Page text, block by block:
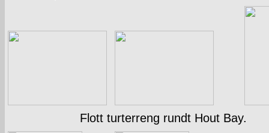
Flott turterreng rundt Hout Bay.